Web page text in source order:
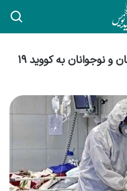
افزایش ابتلای خانواده ها، کودکان و نوجوانان به کووید ۱۹